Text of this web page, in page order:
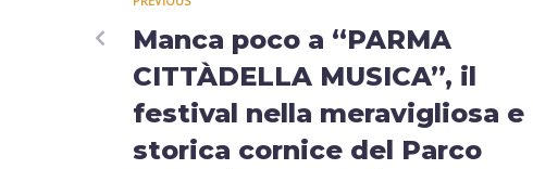
Manca poco a “PARMA
CITTÀDELLA MUSICA”, il
festival nella meravigliosa e
storica cornice del Parco